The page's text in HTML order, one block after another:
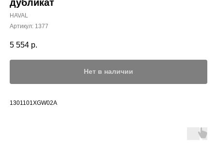
дубликат
HAVAL
Артикул: 1377
5 554 р.
Нет в наличии
1301101XGW02A